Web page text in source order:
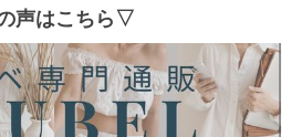
声はこちら▽